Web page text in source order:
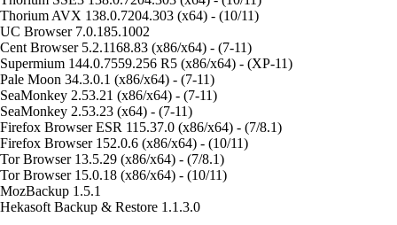
Thorium AVX 138.0.7204.303 (x64) - (10/11)
UC Browser 7.0.185.1002
Cent Browser 5.2.1168.83 (x86/x64) - (7-11)
Supermium 144.0.7559.256 R5 (x86/x64) - (XP-11)
Pale Moon 34.3.0.1 (x86/x64) - (7-11)
SeaMonkey 2.53.21 (x86/x64) - (7-11)
SeaMonkey 2.53.23 (x64) - (7-11)
Firefox Browser ESR 115.37.0 (x86/x64) - (7/8.1)
Firefox Browser 152.0.6 (x86/x64) - (10/11)
Tor Browser 13.5.29 (x86/x64) - (7/8.1)
Tor Browser 15.0.18 (x86/x64) - (10/11)
MozBackup 1.5.1
Hekasoft Backup & Restore 1.1.3.0